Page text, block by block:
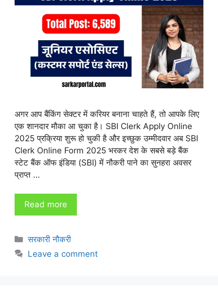
अगर आप बैंकिंग सेक्टर में करियर बनाना चाहते हैं, तो आपके लिए
एक शानदार मौका आ चुका है। SBI Clerk Apply Online
2025 प्रक्रिया शुरू हो चुकी है और इच्छुक उम्मीदवार अब SBI
Clerk Online Form 2025 भरकर देश के सबसे बड़े बैंक
स्टेट बैंक ऑफ इंडिया (SBI) में नौकरी पाने का सुनहरा अवसर
प्राप्त …
Read more
Categories
सरकारी नौकरी
Leave a comment